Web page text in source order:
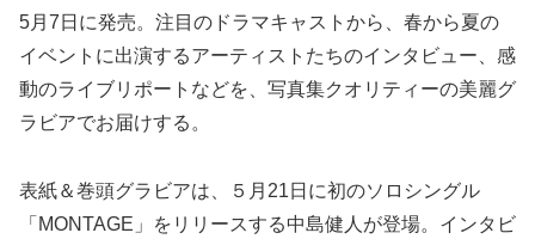
5月7日に発売。注目のドラマキャストから、春から夏の
イベントに出演するアーティストたちのインタビュー、感
動のライブリポートなどを、写真集クオリティーの美麗グ
ラビアでお届けする。
表紙＆巻頭グラビアは、５月21日に初のソロシングル
「MONTAGE」をリリースする中島健人が登場。インタビ